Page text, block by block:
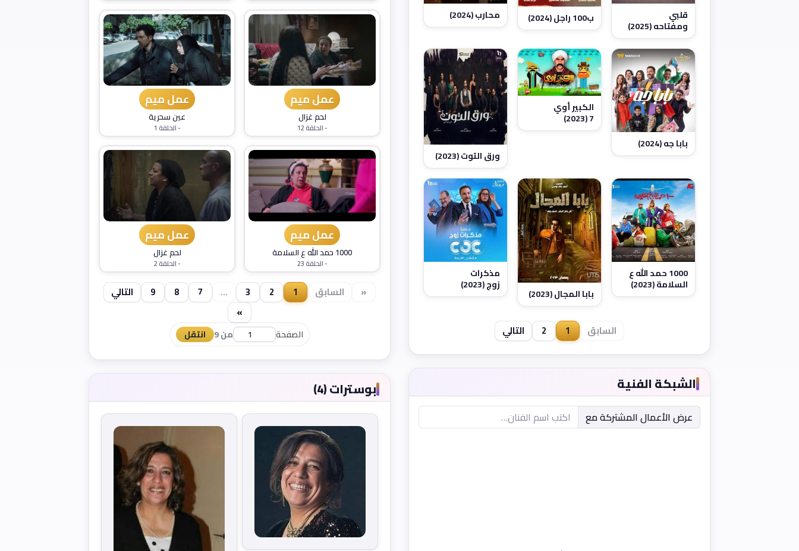
قلبي
ومفتاحه (2025)
ب100 راجل (2024) محارب (2024)
بابا جه (2024)
الكبير أوي
7 (2023)
ورق التوت (2023)
1000 حمد الله ع
السلامة (2023)
بابا المجال (2023)
مذكرات
زوج (2023)
السابق 1
2 التالي
الشبكة الفنية
عرض الأعمال المشتركة مع
عمل ميم
لحم غزال
- الحلقة 12
عمل ميم
عين سحرية
- الحلقة 1
عمل ميم
1000 حمد الله ع السلامة
- الحلقة 23
عمل ميم
لحم غزال
- الحلقة 2
« السابق 1
2
3
...
7
8
9
التالي
»
الصفحة من 9 انتقل
بوسترات (4)